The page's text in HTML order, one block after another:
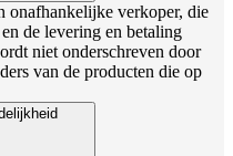
onafhankelijke verkoper, die
de levering en betaling
niet onderschreven door
van de producten die op